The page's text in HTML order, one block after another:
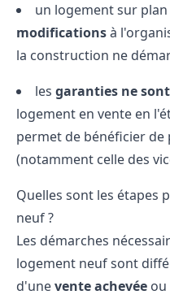
un logement sur
modificationsà
la construction ne
les garanties ne
logement en vente en
permet de bénéficier de
(notamment celle des
Quelles sont les étapes
neuf ?
Les démarches
logement neufsont
d'unevente achevée